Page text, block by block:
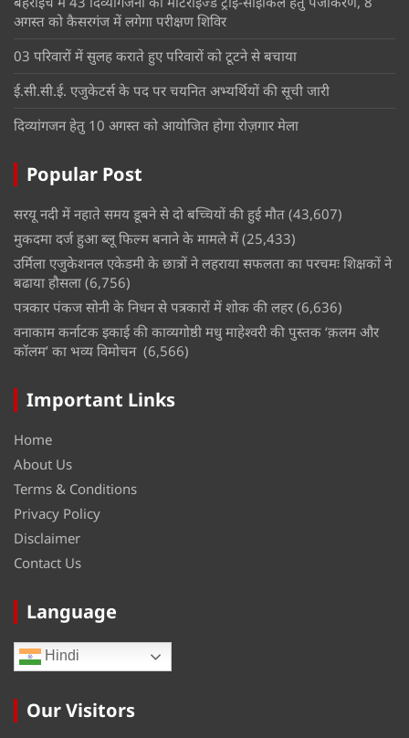
अगस्त को कैसरगंज में लगेगा परीक्षण शिविर
03 परिवारों में सुलह कराते हुए परिवारों को टूटने से बचाया
ई.सी.सी.ई. एजुकेटर्स के पद पर चयनित अभ्यर्थियों की सूची जारी
दिव्यांगजन हेतु 10 अगस्त को आयोजित होगा रोज़गार मेला
Popular Post
सरयू नदी में नहाते समय डूबने से दो बच्चियों की हुई मौत (43,607)
मुकदमा दर्ज हुआ ब्लू फिल्म बनाने के मामले में (25,433)
उर्मिला एजुकेशनल एकेडमी के छात्रों ने लहराया सफलता का परचमः शिक्षकों ने
बढाया हौसला (6,756)
पत्रकार पंकज सोनी के निधन से पत्रकारों में शोक की लहर (6,636)
वनाकाम कर्नाटक इकाई की काव्यगोष्ठी मधु माहेश्वरी की पुस्तक ‘क़लम और
कॉलम’ का भव्य विमोचन (6,566)
Important Links
Home
About Us
Terms & Conditions
Privacy Policy
Disclaimer
Contact Us
Language
Hindi
Our Visitors